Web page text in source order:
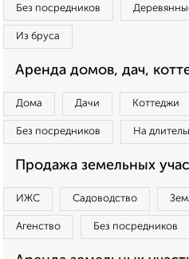
Без посредников
Из бруса
Аренда домов, дач,
Дома Дачи Коттеджи
Без посредников На
Продажа земельных
ИЖС Садоводство
Агенство Без посредников